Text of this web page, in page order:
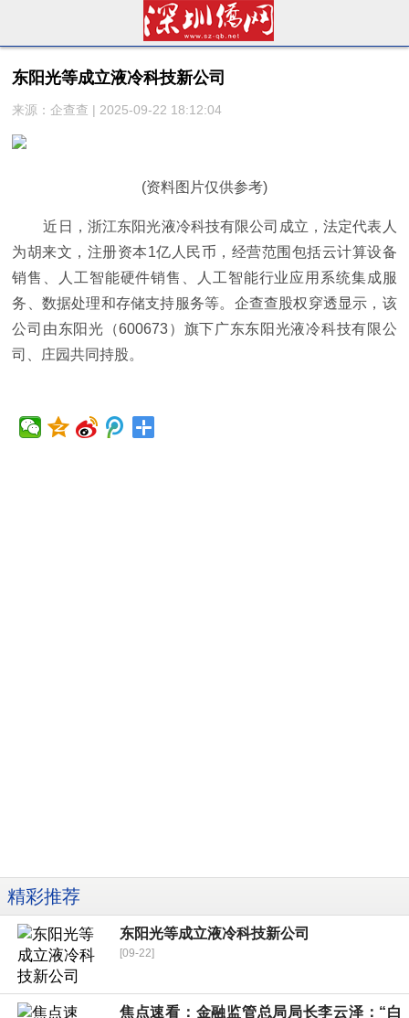
东阳光等成立液冷科技新公司
来源：企查查 | 2025-09-22 18:12:04
(资料图片仅供参考)
近日，浙江东阳光液冷科技有限公司成立，法定代表人
为胡来文，注册资本1亿人民币，经营范围包括云计算设备
销售、人工智能硬件销售、人工智能行业应用系统集成服
务、数据处理和存储支持服务等。企查查股权穿透显示，该
公司由东阳光（600673）旗下广东东阳光液冷科技有限公
司、庄园共同持股。
精彩推荐
东阳光等成立液冷科技新公司
[09-22]
焦点速看：金融监管总局局长李云泽：“白